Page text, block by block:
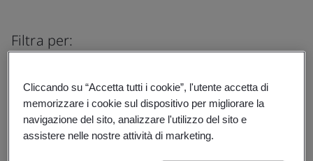
Filtra per:
Resetta
Cliccando su “Accetta tutti i cookie”, l'utente accetta di
memorizzare i cookie sul dispositivo per migliorare la
navigazione del sito, analizzare l'utilizzo del sito e
assistere nelle nostre attività di marketing.